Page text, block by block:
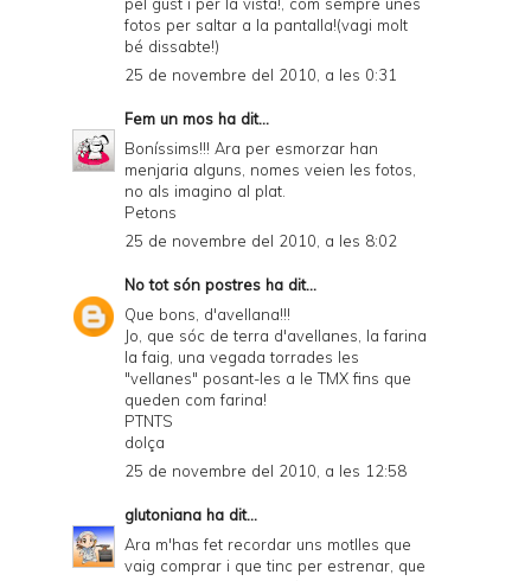
fotos per saltar a la pantalla!(vagi molt
bé dissabte!)
25 de novembre del 2010, a les 0:31
Fem un mos ha dit...
Boníssims!!! Ara per esmorzar han
menjaria alguns, nomes veien les fotos,
no als imagino al plat.
Petons
25 de novembre del 2010, a les 8:02
No tot són postres ha dit...
Que bons, d'avellana!!!
Jo, que sóc de terra d'avellanes, la farina
la faig, una vegada torrades les
"vellanes" posant-les a le TMX fins que
queden com farina!
PTNTS
dolça
25 de novembre del 2010, a les 12:58
glutoniana ha dit...
Ara m'has fet recordar uns motlles que
vaig comprar i que tinc per estrenar, que